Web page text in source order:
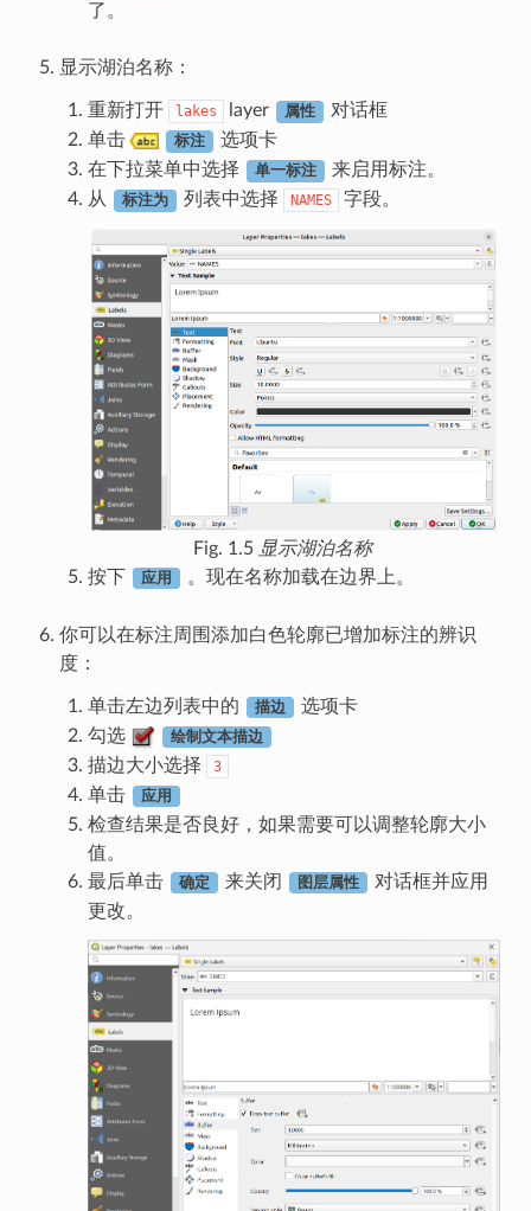
了。
显示湖泊名称：
重新打开 lakes layer 属性
对话框
单击
标注
选项卡
在下拉菜单中选择
单一标注
来启用标注。
从
标注为 列表中选择 NAMES 字段。
Fig. 1.5 显示湖泊名称
按下
应用 。现在名称加载在边界上。
你可以在标注周围添加白色轮廓已增加标注的辨识
度：
单击左边列表中的 描边
选项卡
勾选
绘制文本描边
描边大小选择 3
单击 应用
检查结果是否良好，如果需要可以调整轮廓大小
值。
最后单击
确定 来关闭 图层属性
对话框并应用
更改。